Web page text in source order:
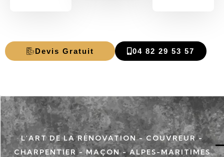
Devis Gratuit 04 82 29 53 57
L'ART DE LA RÉNOVATION - COUVREUR -
CHARPENTIER - MAÇON - ALPES-MARITIMES